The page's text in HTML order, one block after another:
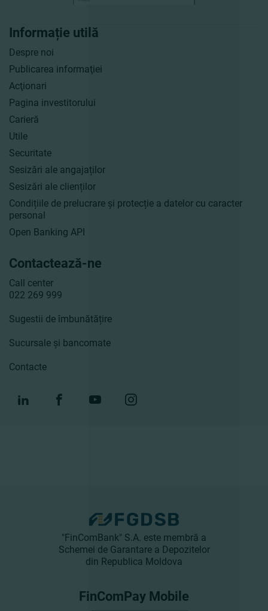
Informație utilă
Despre noi
Publicarea informaţiei
Acţionari
Pagina investitorului
Carieră
Utile
Securitate
Sesizări ale angajaților
Sesizări ale clienților
Condițiile de prelucrare și protecție a datelor cu caracter
personal
Open Banking API
Contactează-ne
Call center
022 269 999
Sugestii de îmbunătățire
Sucursale și bancomate
Contacte
"FinComBank" S.A. este membră a
Schemei de Garantare a Depozitelor
din Republica Moldova
FinComPay Mobile